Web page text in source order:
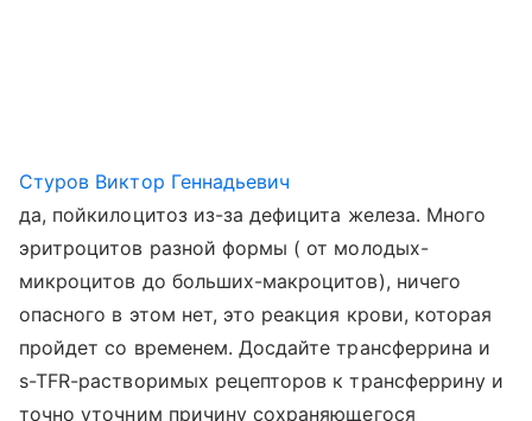
Стуров Виктор Геннадьевич
да, пойкилоцитоз из-за дефицита железа. Много
эритроцитов разной формы ( от молодых-
микроцитов до больших-макроцитов), ничего
опасного в этом нет, это реакция крови, которая
пройдет со временем. Досдайте трансферрина и
s-TFR-растворимых рецепторов к трансферрину и
точно уточним причину сохраняющегося